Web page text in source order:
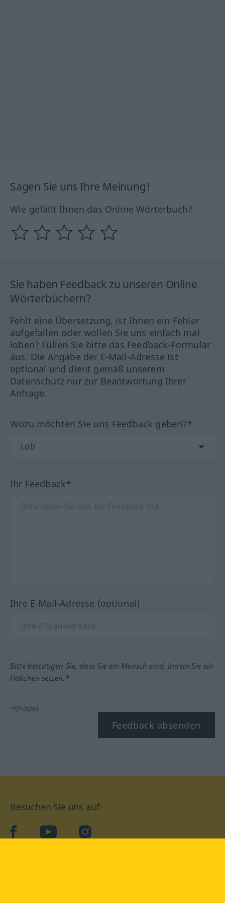
Sagen Sie uns Ihre Meinung!
Wie gefällt Ihnen das Online Wörterbuch?
Sie haben Feedback zu unseren Online
Wörterbüchern?
Fehlt eine Übersetzung, ist Ihnen ein Fehler
aufgefallen oder wollen Sie uns einfach mal
loben? Füllen Sie bitte das Feedback-Formular
aus. Die Angabe der E-Mail-Adresse ist
optional und dient gemäß unserem
Datenschutz nur zur Beantwortung Ihrer
Anfrage.
Wozu möchten Sie uns Feedback geben?*
Ihr Feedback*
Ihre E-Mail-Adresse (optional)
Bitte bestätigen Sie, dass Sie ein Mensch sind, indem Sie ein
Häkchen setzen.*
*Pflichtfeld
Feedback absenden
Besuchen Sie uns auf:
facebookYouTube Instagram